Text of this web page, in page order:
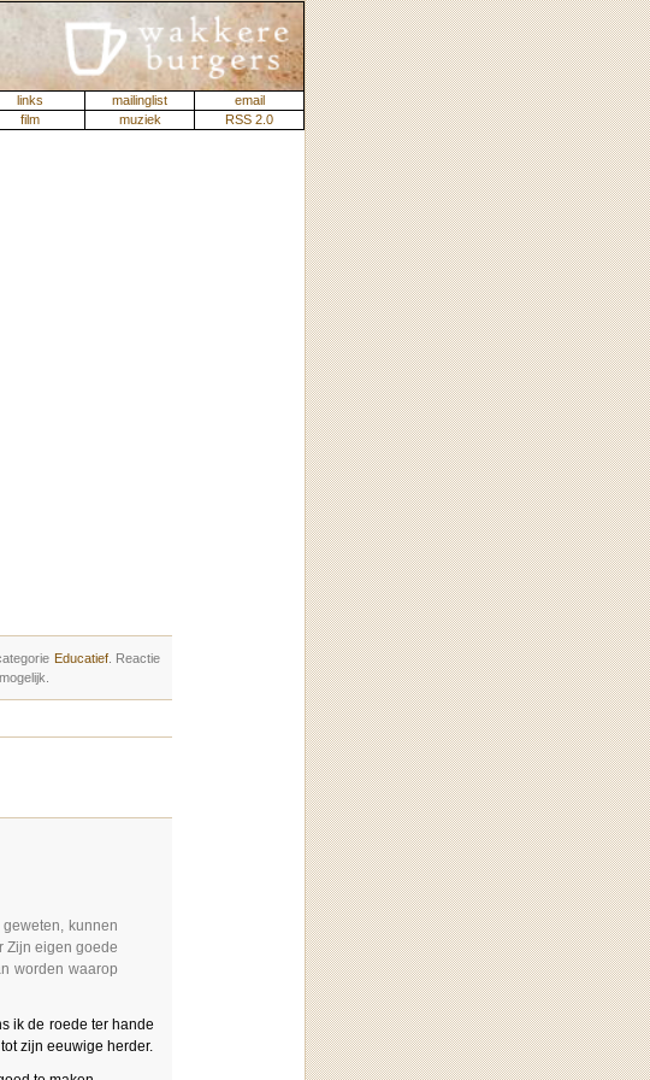
links mailinglist
email
film muziek RSS 2.0
Educatief. Reactie
kunnen
Zijn eigen goede
worden waarop
ik de roede ter hande
zijn eeuwige herder.